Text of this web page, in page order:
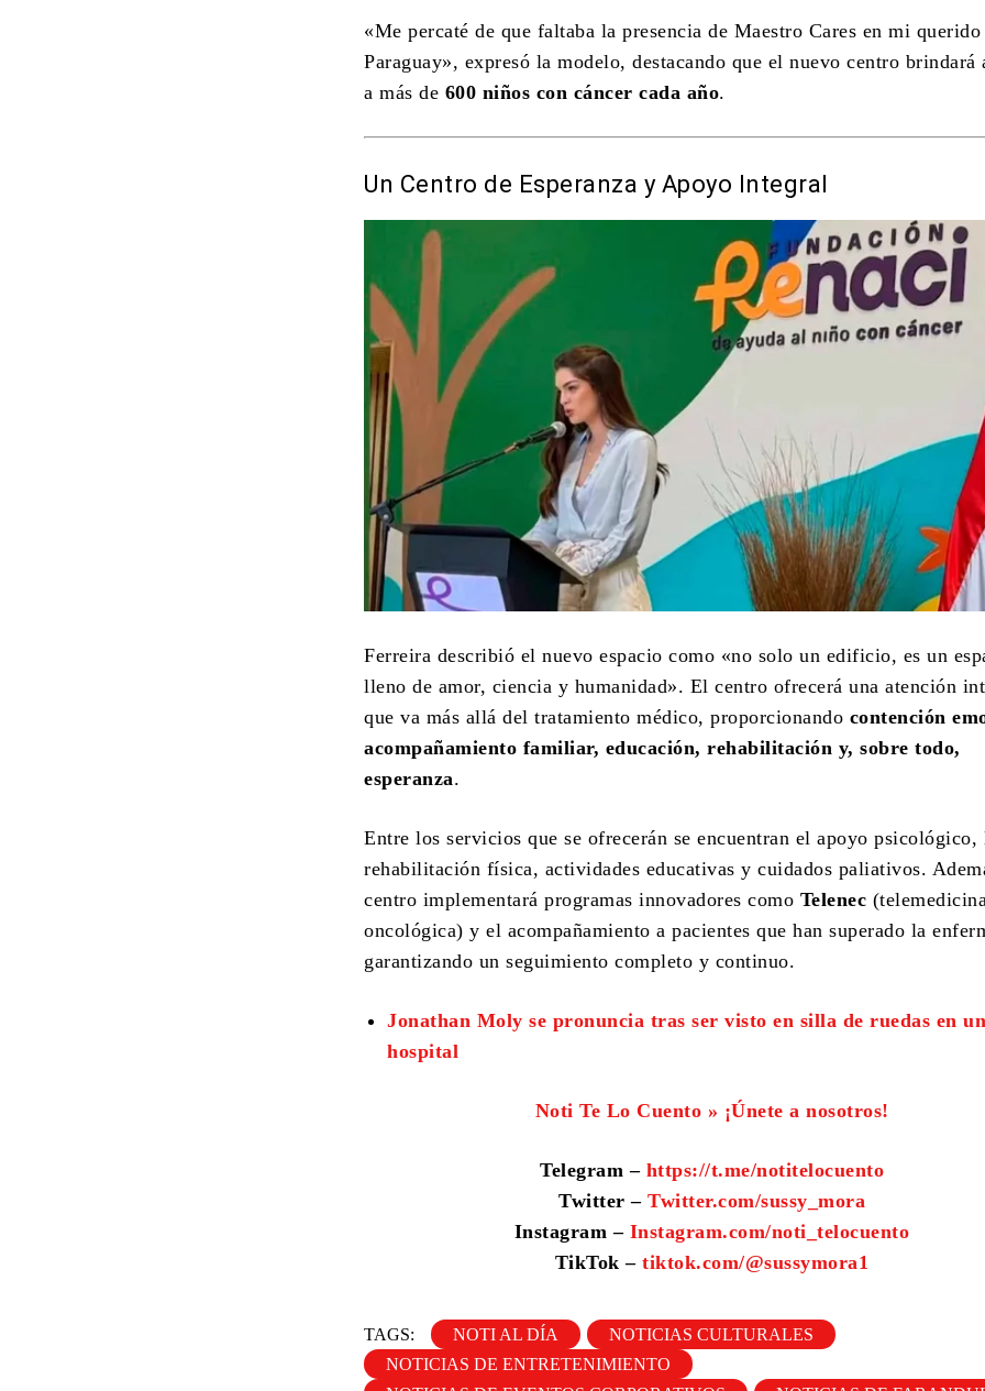
«Me percaté de que faltaba la presencia de Maestro Cares en mi querido
Paraguay», expresó la modelo, destacando que el nuevo centro brindará
a más de 600 niños con cáncer cada año.
Un Centro de Esperanza y Apoyo Integral
Ferreira describió el nuevo espacio como «no solo un edificio, es un
lleno de amor, ciencia y humanidad». El centro ofrecerá una atención
que va más allá del tratamiento médico, proporcionando contención
acompañamiento familiar, educación, rehabilitación y, sobre todo,
esperanza.
Entre los servicios que se ofrecerán se encuentran el apoyo psicológico,
rehabilitación física, actividades educativas y cuidados paliativos.
centro implementará programas innovadores como Telenec
oncológica) y el acompañamiento a pacientes que han superado la
garantizando un seguimiento completo y continuo.
Jonathan Moly se pronuncia tras ser visto en silla de ruedas en un
hospital
Noti Te Lo Cuento » ¡Únete a nosotros!
Telegram – https://t.me/notitelocuento
Twitter –Twitter.com/sussy_mora
Instagram –Instagram.com/noti_telocuento
TikTok –tiktok.com/@sussymora1
TAGS: NOTI AL DÍA
NOTICIAS CULTURALES
NOTICIAS DE ENTRETENIMIENTO